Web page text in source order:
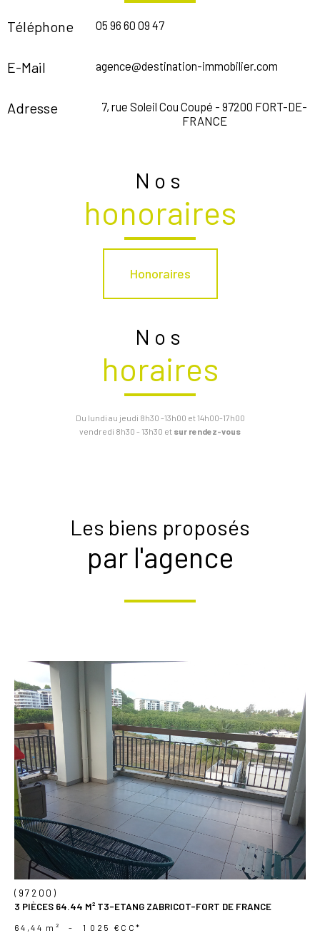
Téléphone 05 96 60 09 47
E-Mail agence@destination-immobilier.com
Adresse 7, rue Soleil Cou Coupé - 97200 FORT-DE-
FRANCE
Nos
honoraires
Honoraires
Nos
horaires
Du lundi au jeudi 8h30 -13h00 et 14h00-17h00
vendredi 8h30 - 13h30 et sur rendez-vous
Les biens proposés
par l'agence
voir le
bien
(97200)
3 PIÈCES 64.44 M² T3-ETANG ZABRICOT-FORT DE FRANCE
64,44 m² - 1 025 € CC*